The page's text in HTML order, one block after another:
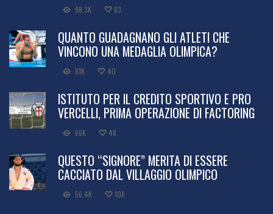
98.3K 83
QUANTO GUADAGNANO GLI ATLETI CHE
VINCONO UNA MEDAGLIA OLIMPICA?
81K 40
ISTITUTO PER IL CREDITO SPORTIVO E PRO
VERCELLI, PRIMA OPERAZIONE DI FACTORING
66K 48
QUESTO “SIGNORE” MERITA DI ESSERE
CACCIATO DAL VILLAGGIO OLIMPICO
56.4K 106